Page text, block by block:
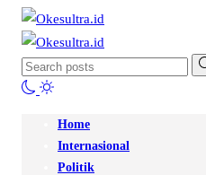
Home
Internasional
Politik